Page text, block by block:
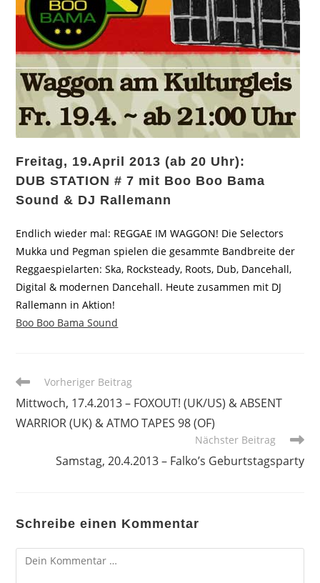
Freitag, 19.April 2013 (ab 20 Uhr):
DUB STATION # 7 mit Boo Boo Bama
Sound & DJ Rallemann
Endlich wieder mal: REGGAE IM WAGGON! Die Selectors
Mukka und Pegman spielen die gesammte Bandbreite der
Reggaespielarten: Ska, Rocksteady, Roots, Dub, Dancehall,
Digital & modernen Dancehall. Heute zusammen mit DJ
Rallemann in Aktion!
Boo Boo Bama Sound
Weitere
ansehen
Vorheriger Beitrag
Mittwoch, 17.4.2013 – FOXOUT! (UK/US) & ABSENT
WARRIOR (UK) & ATMO TAPES 98 (OF)
Nächster Beitrag
Samstag, 20.4.2013 – Falko’s Geburtstagsparty
Schreibe einen Kommentar
Kommentar